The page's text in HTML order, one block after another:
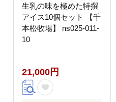
生乳の味を極めた特撰
アイス10個セット 【千
本松牧場】 ns025-011-
10
21,000円